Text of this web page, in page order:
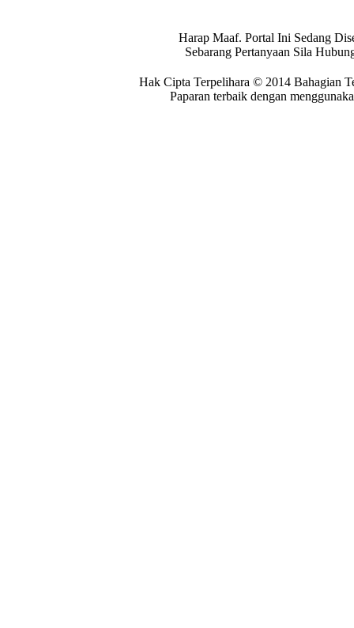
Harap Maaf. Portal Ini Sedang
Sebarang Pertanyaan Sila
Hak Cipta Terpelihara © 2014 Bahagian
Paparan terbaik dengan